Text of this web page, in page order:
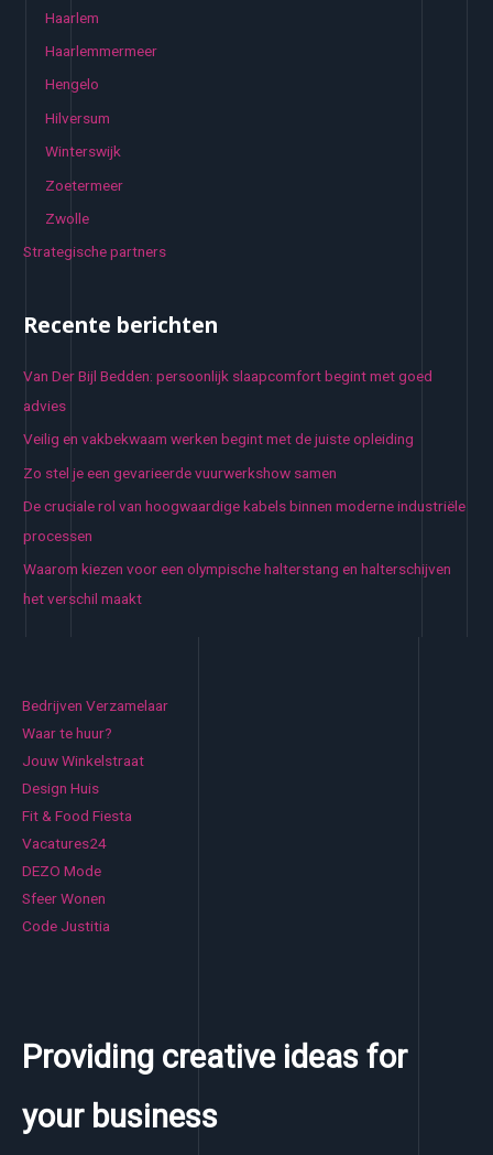
Haarlem
Haarlemmermeer
Hengelo
Hilversum
Winterswijk
Zoetermeer
Zwolle
Strategische partners
Recente berichten
Van Der Bijl Bedden: persoonlijk slaapcomfort begint met goed
advies
Veilig en vakbekwaam werken begint met de juiste opleiding
Zo stel je een gevarieerde vuurwerkshow samen
De cruciale rol van hoogwaardige kabels binnen moderne industriële
processen
Waarom kiezen voor een olympische halterstang en halterschijven
het verschil maakt
Bedrijven Verzamelaar
Waar te huur?
Jouw Winkelstraat
Design Huis
Fit & Food Fiesta
Vacatures24
DEZO Mode
Sfeer Wonen
Code Justitia
Providing creative ideas for
your business